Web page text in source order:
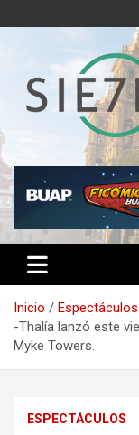
al
Inicio
Espectáculos
-Thalía lanzó este
Myke Towers.
ESPECTÁCULOS